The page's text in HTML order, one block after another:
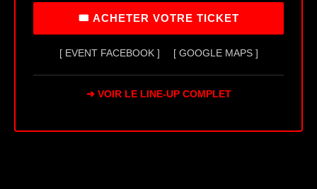
🎟 ACHETER VOTRE TICKET
[ EVENT FACEBOOK ] [ GOOGLE MAPS ]
➜ VOIR LE LINE-UP COMPLET